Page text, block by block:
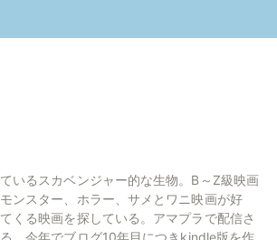
いるスカベンジャー的な生物。B～Z級映画
ンスター、ホラー、サメとワニ映画が好
くる映画を探している。アマプラで配信さ